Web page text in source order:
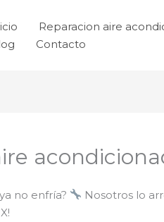
Reparacion aire
Contacto
no enfría? Nosotros lo